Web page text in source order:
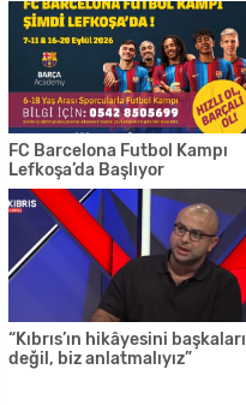
FC Barcelona Futbol Kampı
Lefkoşa’da Başlıyor
“Kıbrıs’ın hikâyesini başkaları
değil, biz anlatmalıyız”